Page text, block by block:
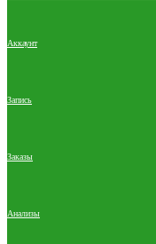
Аккаунт
Запись
Заказы
Анализы